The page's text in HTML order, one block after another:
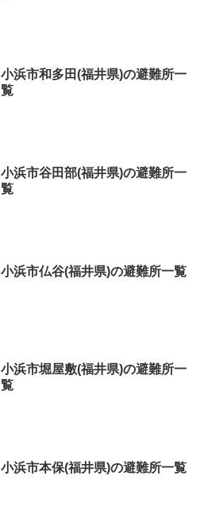
小浜市和多田(福井県)の避難所一
覧
小浜市谷田部(福井県)の避難所一
覧
小浜市仏谷(福井県)の避難所一覧
小浜市堀屋敷(福井県)の避難所一
覧
小浜市本保(福井県)の避難所一覧